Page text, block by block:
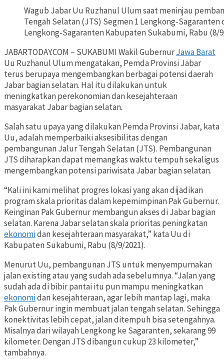
Wagub Jabar Uu Ruzhanul Ulum saat meninjau
Tengah Selatan (JTS) Segmen 1 Lengkong-Sagaranten
Lengkong-Sagaranten Kabupaten Sukabumi, Rabu (8/
JABARTODAY.COM – SUKABUMI Wakil GubernurJawa Barat
Uu Ruzhanul Ulum mengatakan, Pemda Provinsi Jabar
terus berupaya mengembangkan berbagai potensi daerah
Jabar bagian selatan. Hal itu dilakukan untuk
meningkatkan perekonomian dan kesejahteraan
masyarakat Jabar bagian selatan.
Salah satu upaya yang dilakukan Pemda Provinsi Jabar, kata
Uu, adalah memperbaiki aksesibilitas dengan
pembangunan Jalur Tengah Selatan (JTS). Pembangunan
JTS diharapkan dapat memangkas waktu tempuh sekaligus
mengembangkan potensi pariwisata Jabar bagian selatan.
“Kali ini kami melihat progres lokasi yang akan dijadikan
program skala prioritas dalam kepemimpinan Pak Gubernur.
Keinginan Pak Gubernur membangun akses di Jabar bagian
selatan. Karena Jabar selatan skala prioritas peningkatan
ekonomidan kesejahteraan masyarakat,” kata Uu di
Kabupaten Sukabumi, Rabu (8/9/2021).
Menurut Uu, pembangunan JTS untuk menyempurnakan
jalan existing atau yang sudah ada sebelumnya. “Jalan yang
sudah ada di bibir pantai itu pun mampu meningkatkan
ekonomidan kesejahteraan, agar lebih mantap lagi, maka
Pak Gubernur ingin membuat jalan tengah selatan. Sehingga
konektivitas lebih cepat, jalan ditempuh bisa setengahnya.
Misalnya dari wilayah Lengkong ke Sagaranten, sekarang 99
kilometer. Dengan JTS dibangun cukup 23 kilometer,”
tambahnya.